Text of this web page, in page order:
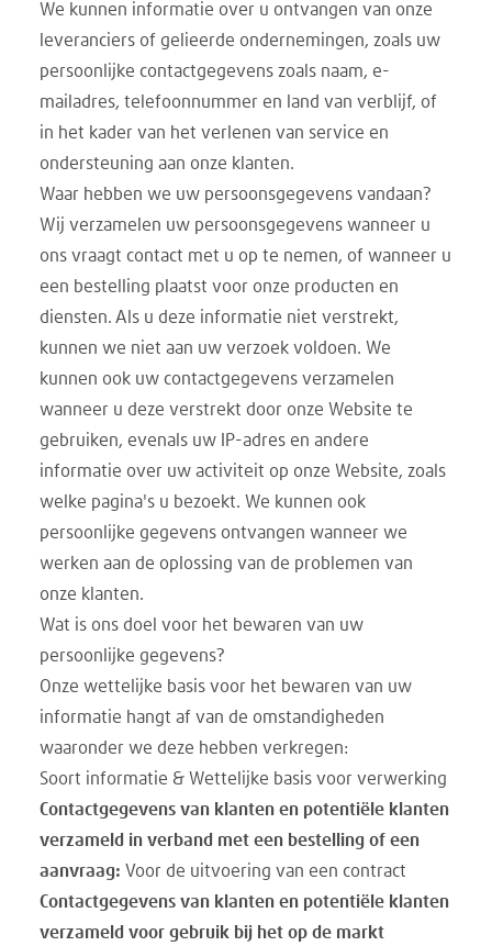
We kunnen informatie over u ontvangen van onze
leveranciers of gelieerde ondernemingen, zoals uw
persoonlijke contactgegevens zoals naam, e-
mailadres, telefoonnummer en land van verblijf, of
in het kader van het verlenen van service en
ondersteuning aan onze klanten.
Waar hebben we uw persoonsgegevens vandaan?
Wij verzamelen uw persoonsgegevens wanneer u
ons vraagt contact met u op te nemen, of wanneer u
een bestelling plaatst voor onze producten en
diensten. Als u deze informatie niet verstrekt,
kunnen we niet aan uw verzoek voldoen. We
kunnen ook uw contactgegevens verzamelen
wanneer u deze verstrekt door onze Website te
gebruiken, evenals uw IP-adres en andere
informatie over uw activiteit op onze Website, zoals
welke pagina's u bezoekt. We kunnen ook
persoonlijke gegevens ontvangen wanneer we
werken aan de oplossing van de problemen van
onze klanten.
Wat is ons doel voor het bewaren van uw
persoonlijke gegevens?
Onze wettelijke basis voor het bewaren van uw
informatie hangt af van de omstandigheden
waaronder we deze hebben verkregen:
Soort informatie & Wettelijke basis voor verwerking
Contactgegevens van klanten en potentiële klanten
verzameld in verband met een bestelling of een
aanvraag: Voor de uitvoering van een contract
Contactgegevens van klanten en potentiële klanten
verzameld voor gebruik bij het op de markt